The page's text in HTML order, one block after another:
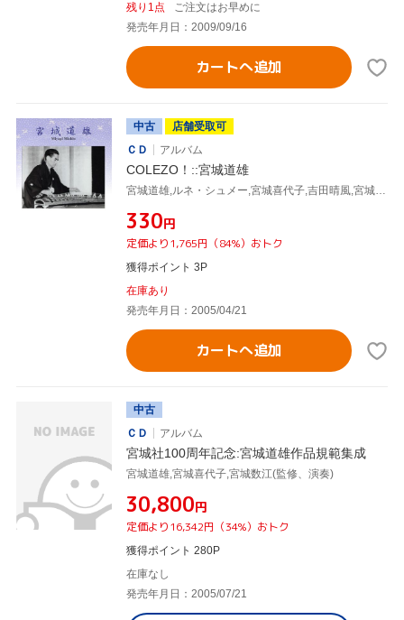
残り1点
ご注文はお早めに
発売年月日：2009/09/16
カートへ追加
中古
店舗受取可
ＣＤ
アルバム
COLEZO！::宮城道雄
宮城道雄,ルネ・シュメー,宮城喜代子,吉田晴風,宮城数江
¥330円
定価より1,765円（84%）おトク
獲得ポイント 3P
在庫あり
発売年月日：2005/04/21
カートへ追加
中古
ＣＤ
アルバム
宮城社100周年記念:宮城道雄作品規範集成
宮城道雄,宮城喜代子,宮城数江(監修、演奏)
¥30,800円
定価より16,342円（34%）おトク
獲得ポイント 280P
在庫なし
発売年月日：2005/07/21